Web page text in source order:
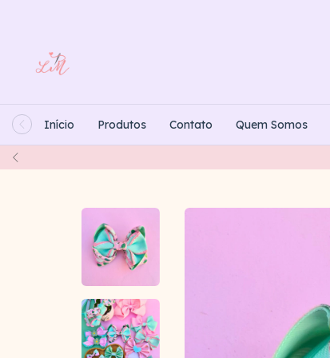
Início Produtos Contato Quem Somos